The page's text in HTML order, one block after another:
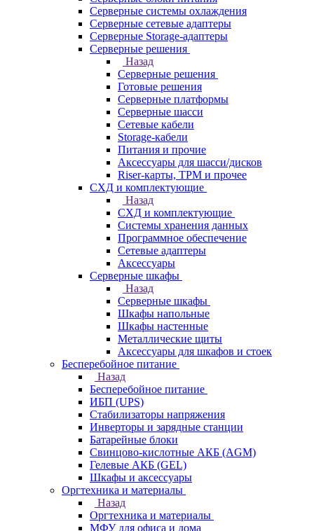
Серверные системы охлаждения
Серверные сетевые адаптеры
Серверные Storage-адаптеры
Серверные решения
Назад
Серверные решения
Готовые решения
Серверные платформы
Серверные шасси
Сетевые кабели
Storage-кабели
Питания и прочие
Аксессуары для шасси/дисков
Riser-карты, TPM и прочее
СХД и комплектующие
Назад
СХД и комплектующие
Системы хранения данных
Программное обеспечение
Сетевые адаптеры
Аксессуары
Серверные шкафы
Назад
Серверные шкафы
Шкафы напольные
Шкафы настенные
Металлические щиты
Аксессуары для шкафов и стоек
Бесперебойное питание
Назад
Бесперебойное питание
ИБП (UPS)
Стабилизаторы напряжения
Инверторы и зарядные станции
Батарейные блоки
Свинцово-кислотные АКБ (AGM)
Гелевые АКБ (GEL)
Шкафы и аксессуары
Оргтехника и материалы
Назад
Оргтехника и материалы
МФУ для офиса и дома